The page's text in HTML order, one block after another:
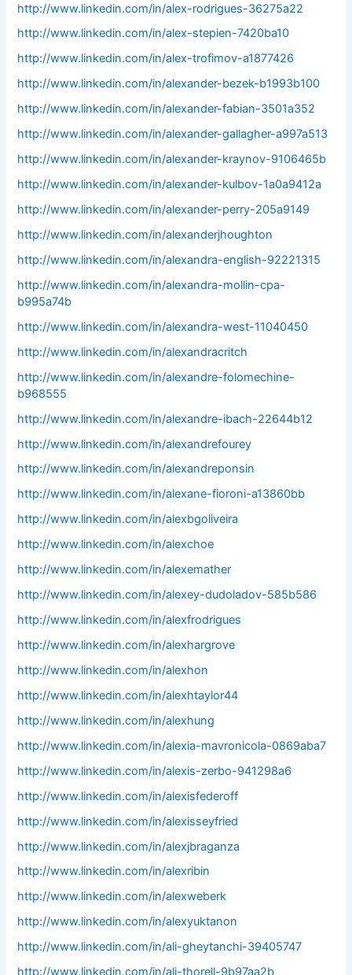
http://www.linkedin.com/in/alex-rodrigues-36275a22
http://www.linkedin.com/in/alex-stepien-7420ba10
http://www.linkedin.com/in/alex-trofimov-a1877426
http://www.linkedin.com/in/alexander-bezek-b1993b100
http://www.linkedin.com/in/alexander-fabian-3501a352
http://www.linkedin.com/in/alexander-gallagher-a997a513
http://www.linkedin.com/in/alexander-kraynov-9106465b
http://www.linkedin.com/in/alexander-kulbov-1a0a9412a
http://www.linkedin.com/in/alexander-perry-205a9149
http://www.linkedin.com/in/alexanderjhoughton
http://www.linkedin.com/in/alexandra-english-92221315
http://www.linkedin.com/in/alexandra-mollin-cpa-
b995a74b
http://www.linkedin.com/in/alexandra-west-11040450
http://www.linkedin.com/in/alexandracritch
http://www.linkedin.com/in/alexandre-folomechine-
b968555
http://www.linkedin.com/in/alexandre-ibach-22644b12
http://www.linkedin.com/in/alexandrefourey
http://www.linkedin.com/in/alexandreponsin
http://www.linkedin.com/in/alexane-fioroni-a13860bb
http://www.linkedin.com/in/alexbgoliveira
http://www.linkedin.com/in/alexchoe
http://www.linkedin.com/in/alexemather
http://www.linkedin.com/in/alexey-dudoladov-585b586
http://www.linkedin.com/in/alexfrodrigues
http://www.linkedin.com/in/alexhargrove
http://www.linkedin.com/in/alexhon
http://www.linkedin.com/in/alexhtaylor44
http://www.linkedin.com/in/alexhung
http://www.linkedin.com/in/alexia-mavronicola-0869aba7
http://www.linkedin.com/in/alexis-zerbo-941298a6
http://www.linkedin.com/in/alexisfederoff
http://www.linkedin.com/in/alexisseyfried
http://www.linkedin.com/in/alexjbraganza
http://www.linkedin.com/in/alexribin
http://www.linkedin.com/in/alexweberk
http://www.linkedin.com/in/alexyuktanon
http://www.linkedin.com/in/ali-gheytanchi-39405747
http://www.linkedin.com/in/ali-thorell-9b97aa2b